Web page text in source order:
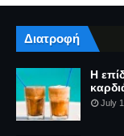
Διατροφή
Η
July